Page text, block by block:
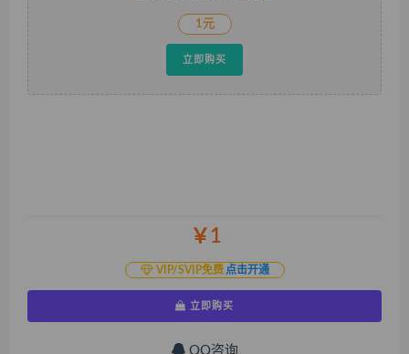
1元
立即购买
￥1
VIP/SVIP免费 点击开通
立即购买
QQ咨询